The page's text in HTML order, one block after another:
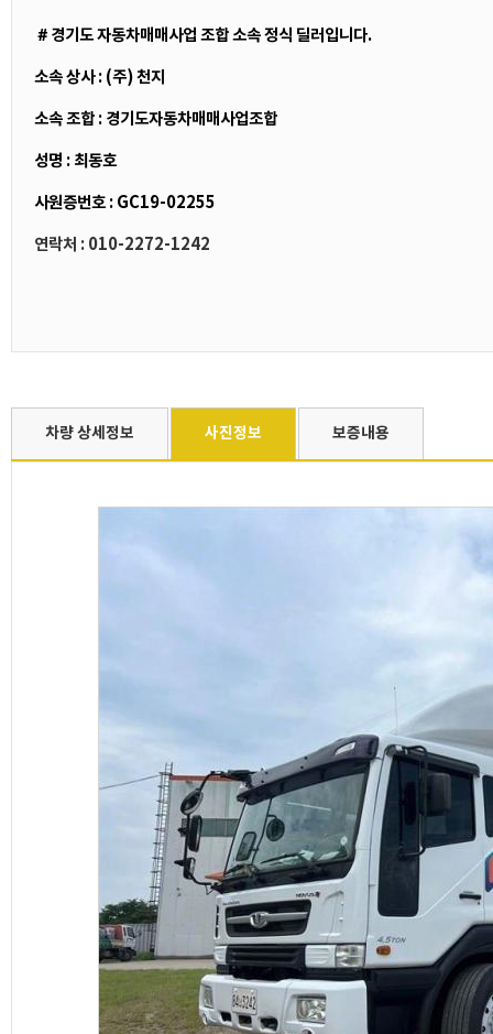
＃경기도 자동차매매사업 조합 소속 정식 딜러입니다.
소속 상사 : (주) 천지
소속 조합 : 경기도자동차매매사업조합
성명 : 최동호
사원증번호 : GC19-02255
연락처 : 010-2272-1242
차량 상세정보 사진정보 보증내용